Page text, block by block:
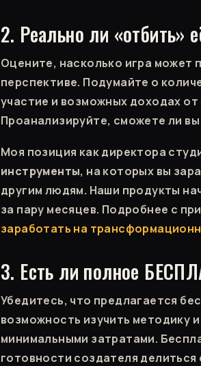
2. Реально ли «отбить»
Оцените, насколько игра может
перспективе. Подумайте о
участие и возможных доходах
Проанализируйте, сможете ли
Моя позиция как директора
инструменты, на которых вы
другим людям. Наши продукты
за пару месяцев. Подробнее с
заработать на
3. Есть ли полное
Убедитесь, что предлагается
возможность изучить методику
минимальными затратами.
готовности создателя